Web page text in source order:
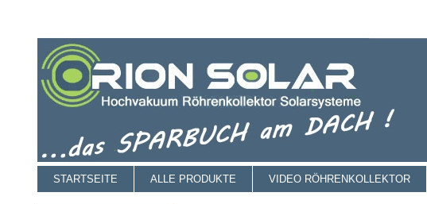
STARTSEITE ALLE PRODUKTE VIDEO RÖHRENKOLLEKTOR